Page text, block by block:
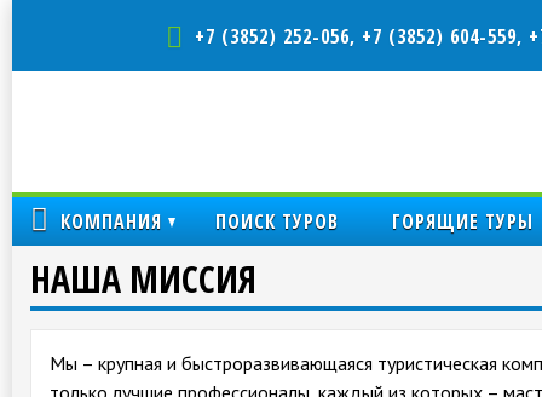
+7 (3852) 252-056, +7 (3852) 604-559,
КОМПАНИЯ ПОИСК ТУРОВ ГОРЯЩИЕ ТУРЫ
НАША МИССИЯ
Мы – крупная и быстроразвивающаяся туристическая
только лучшие профессионалы, каждый из которых –